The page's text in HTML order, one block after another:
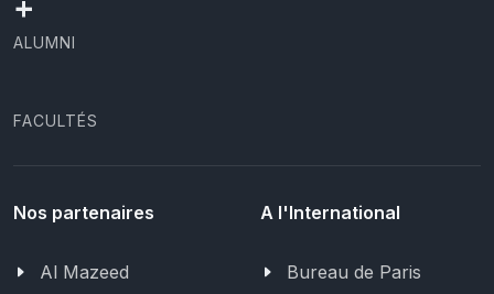
ALUMNI
FACULTÉS
Nos partenaires
Al Mazeed
A l'International
Bureau de Paris